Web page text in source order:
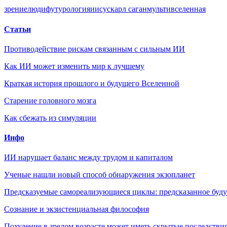
зрениелюдифутурологияиисускарл саганмультивселенная
Статьи
Противодействие рискам связанным с сильным ИИ
Как ИИ может изменить мир к лучшему
Краткая история прошлого и будущего Вселенной
Старение головного мозга
Как сбежать из симуляции
Инфо
ИИ нарушает баланс между трудом и капиталом
Ученые нашли новый способ обнаружения экзопланет
Предсказуемые самореализующиеся циклы: предсказанное
Сознание и экзистенциальная философия